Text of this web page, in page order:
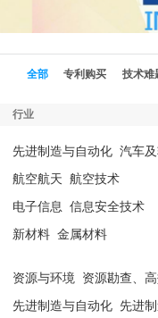
全部 专利购买 技术难
行业
先进制造与自动化 汽车
术
航空航天 航空技术
电子信息 信息安全技术
新材料 金属材料
资源与环境 资源勘查、
用技术
先进制造与自动化 先进